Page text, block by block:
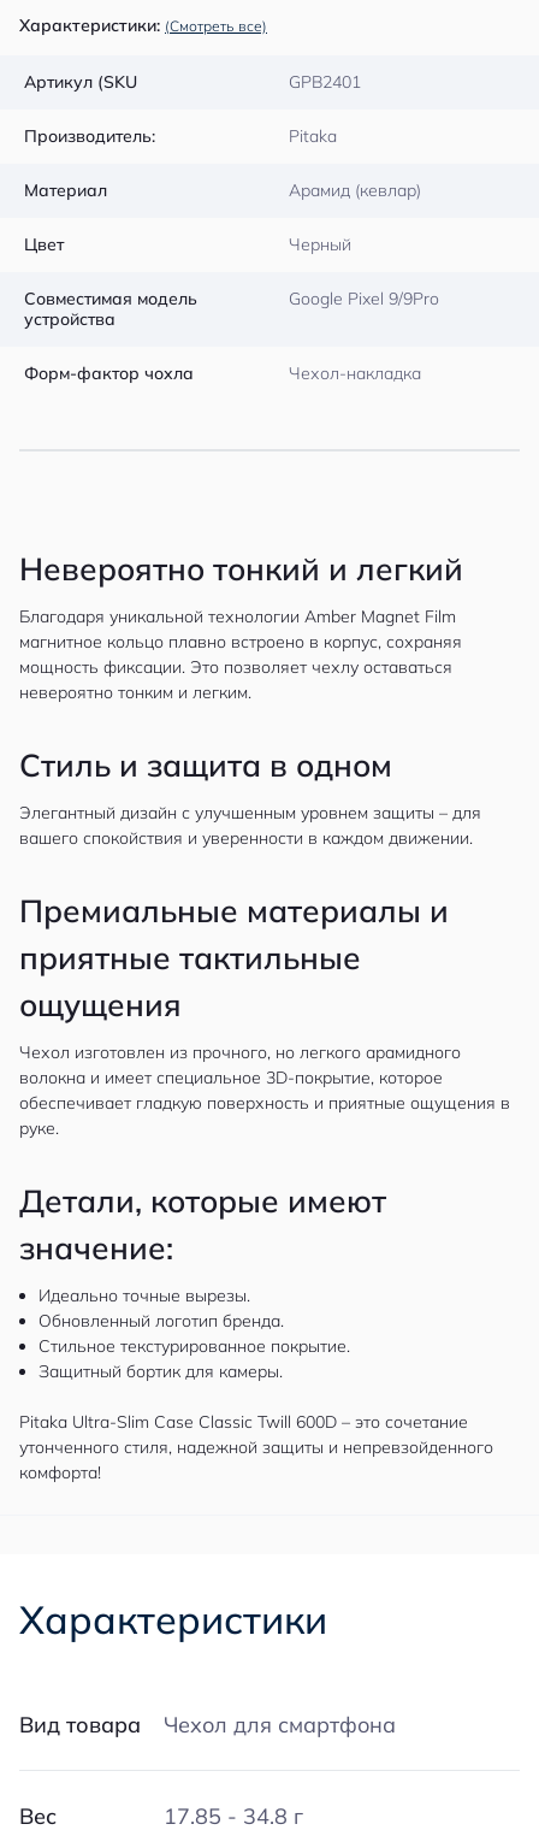
Характеристики: (Смотреть все)
Артикул (SKU GPB2401
Производитель: Pitaka
Материал Арамид (кевлар)
Цвет Черный
Совместимая модель
устройства
Google Pixel 9/9Pro
Форм-фактор чохла Чехол-накладка
Невероятно тонкий и легкий
Благодаря уникальной технологии Amber Magnet Film
магнитное кольцо плавно встроено в корпус, сохраняя
мощность фиксации. Это позволяет чехлу оставаться
невероятно тонким и легким.
Стиль и защита в одном
Элегантный дизайн с улучшенным уровнем защиты – для
вашего спокойствия и уверенности в каждом движении.
Премиальные материалы и
приятные тактильные
ощущения
Чехол изготовлен из прочного, но легкого арамидного
волокна и имеет специальное 3D-покрытие, которое
обеспечивает гладкую поверхность и приятные ощущения в
руке.
Детали, которые имеют
значение:
Идеально точные вырезы.
Обновленный логотип бренда.
Стильное текстурированное покрытие.
Защитный бортик для камеры.
Pitaka Ultra-Slim Case Classic Twill 600D – это сочетание
утонченного стиля, надежной защиты и непревзойденного
комфорта!
Характеристики
Вид товара Чехол для смартфона
Вес 17.85 - 34.8 г